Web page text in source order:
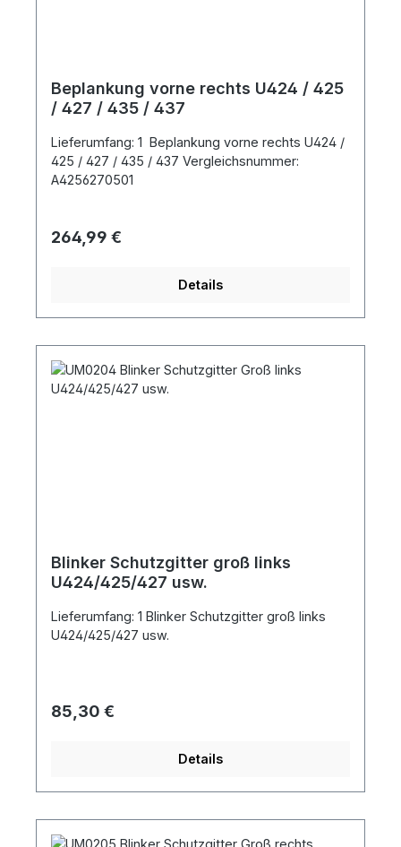
Beplankung vorne rechts U424 / 425
/ 427 / 435 / 437
Lieferumfang: 1 Beplankung vorne rechts U424 /
425 / 427 / 435 / 437 Vergleichsnummer:
A4256270501
Regulärer Preis:
264,99 €
Details
Blinker Schutzgitter groß links
U424/425/427 usw.
Lieferumfang: 1 Blinker Schutzgitter groß links
U424/425/427 usw.
Regulärer Preis:
85,30 €
Details